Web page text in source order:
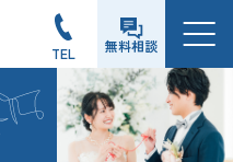
TEL 無料相談
メニュー